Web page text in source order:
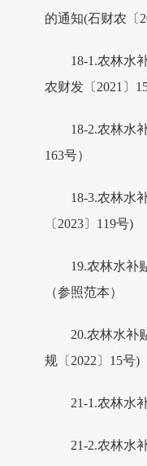
的通知(石财农〔
18-1.农林水
农财发〔2021〕
18-2.农林水
163号）
18-3.农林水
〔2023〕119号)
19.农林水补
（参照范本）
20.农林水补
规〔2022〕15号)
21-1.农林水
21-2.农林水